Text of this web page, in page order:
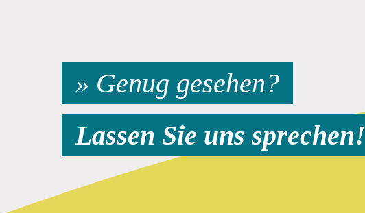
» Genug gesehen?
Lassen Sie uns sprechen!